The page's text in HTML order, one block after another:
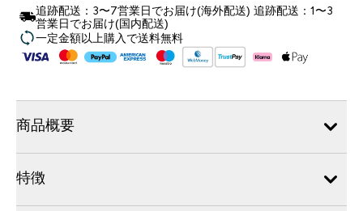
追跡配送：3〜7営業日でお届け(海外配送) 追跡配送：1〜3
営業日でお届け(国内配送)
一定金額以上購入で送料無料
商品概要
特徴